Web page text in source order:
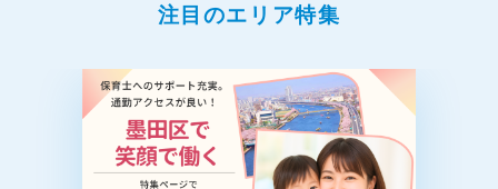
注目のエリア特集